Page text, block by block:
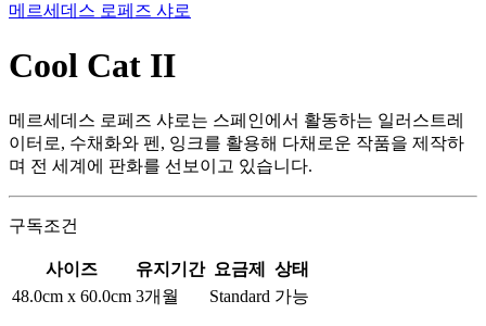
메르세데스 로페즈 샤로
Cool Cat II
메르세데스 로페즈 샤로는 스페인에서 활동하는 일러스트레
이터로, 수채화와 펜, 잉크를 활용해 다채로운 작품을 제작하
며 전 세계에 판화를 선보이고 있습니다.
구독조건
사이즈 유지기간 요금제
상태
48.0cm x 60.0cm 3개월 Standard 가능